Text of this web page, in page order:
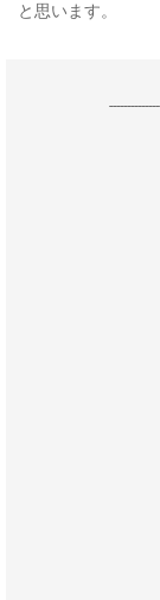
と思います。